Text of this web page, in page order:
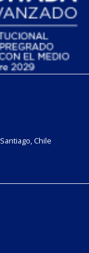
Chile